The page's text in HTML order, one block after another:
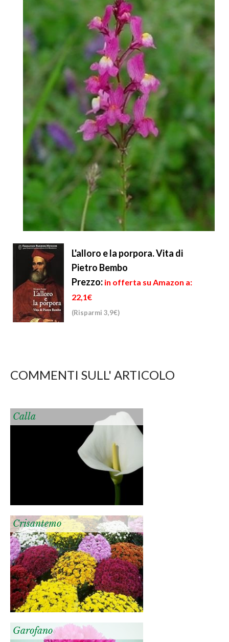
L'alloro e la porpora. Vita di
Pietro Bembo
Prezzo: in offerta su Amazon a:
22,1€
(Risparmi 3,9€)
COMMENTI SULL' ARTICOLO
Calla
Crisantemo
Garofano